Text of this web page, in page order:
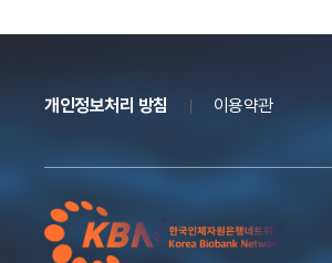
경상국립대학교병원
미숙아, 소아청
계명대학교
인체자원은행
식기 질환
개인정보처리 방침 이용약관